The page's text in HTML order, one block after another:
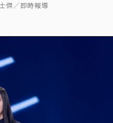
傑／即時報導